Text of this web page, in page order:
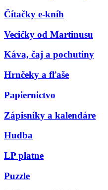
Čítačky e-kníh
Vecičky od Martinusu
Káva, čaj a pochutiny
Hrnčeky a fľaše
Papiernictvo
Zápisníky a kalendáre
Hudba
LP platne
Puzzle